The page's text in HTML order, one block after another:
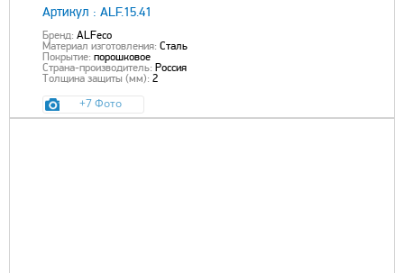
Артикул : ALF.15.41
Бренд: ALFeco
Материал изготовления: Сталь
Покрытие: порошковое
Страна-производитель: Россия
Толщина защиты (мм): 2
+7 Фото